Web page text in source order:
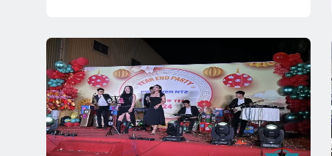
Ban Nhạc Biểu Diễn
TUMBADORA_FLAMENCO_BAND